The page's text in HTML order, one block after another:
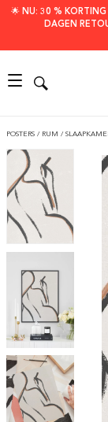
🌟 NU: 30 %
DAGEN
POSTERS / RUM /